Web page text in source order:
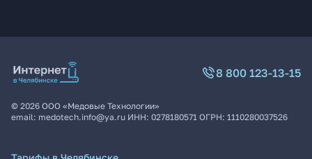
8 800 123-13-15
© 2026 ООО «Медовые Технологии»
email: medotech.info@ya.ru ИНН: 0278180571 ОГРН: 1110280037526